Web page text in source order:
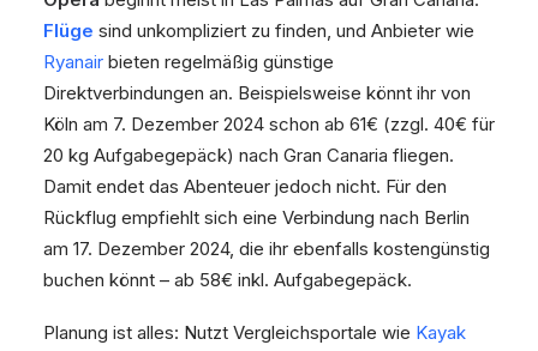
Flüge sind unkompliziert zu finden, und Anbieter wie
Ryanair bieten regelmäßig günstige
Direktverbindungen an. Beispielsweise könnt ihr von
Köln am 7. Dezember 2024 schon ab 61€ (zzgl. 40€ für
20 kg Aufgabegepäck) nach Gran Canaria fliegen.
Damit endet das Abenteuer jedoch nicht. Für den
Rückflug empfiehlt sich eine Verbindung nach Berlin
am 17. Dezember 2024, die ihr ebenfalls kostengünstig
buchen könnt – ab 58€ inkl. Aufgabegepäck.
Planung ist alles: Nutzt Vergleichsportale wie Kayak